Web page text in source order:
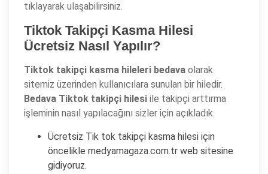
tıklayarak ulaşabilirsiniz.
Tiktok Takipçi Kasma Hilesi
Ücretsiz Nasıl Yapılır?
Tiktok takipçi kasma hileleri bedava olarak
sitemiz üzerinden kullanıcılara sunulan bir hiledir.
Bedava Tiktok takipçi hilesi ile takipçi arttırma
işleminin nasıl yapılacağını sizler için açıkladık.
Ücretsiz Tik tok takipçi kasma hilesi için
öncelikle medyamagaza.com.tr web sitesine
gidiyoruz.